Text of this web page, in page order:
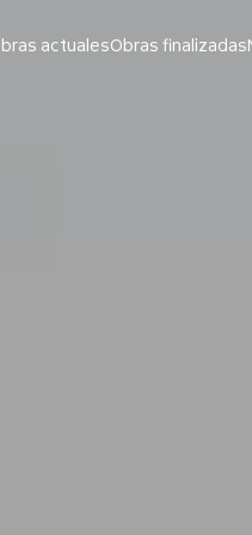
actualesObras finalizadas